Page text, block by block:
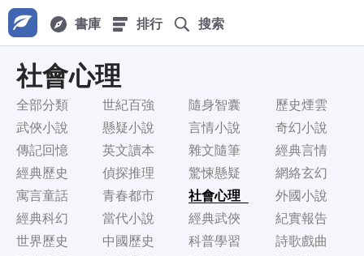
書庫 排行 搜索
社會心理
全部分類 世紀百強 隨身智囊
歷史煙雲
武俠小說
懸疑小說 言情小說
奇幻小說
傳記回憶
英文讀本 雜文隨筆
經典言情
經典歷史
偵探推理 驚悚懸疑
網絡玄幻
寓言童話
青春都市 社會心理
外國小說
經典科幻
當代小說 經典武俠
紀實報告
世界歷史
中國歷史 科普學習
詩歌戲曲